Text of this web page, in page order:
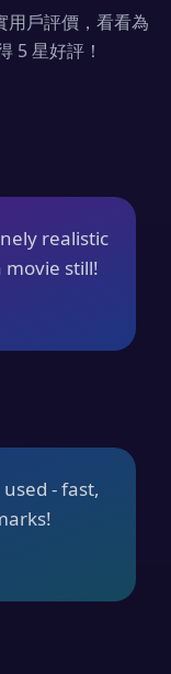
戶評價，看看為
5 星好評！
realistic
like a movie still!
- fast,